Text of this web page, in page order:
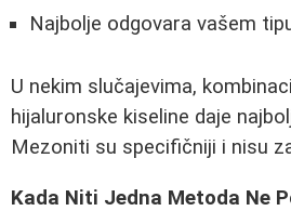
Najbolje odgovara vašem
U nekim slučajevima,
hijaluronske kiseline daje
Mezoniti su specifičniji i nisu
Kada Niti Jedna Metoda Ne